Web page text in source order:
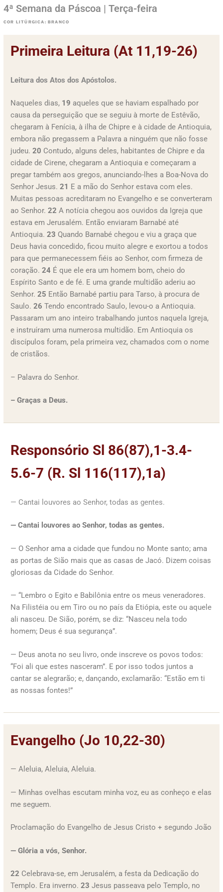
4ª Semana da Páscoa | Terça-feira
COR LITÚRGICA: BRANCO
Primeira Leitura (At 11,19-26)
Leitura dos Atos dos Apóstolos.
Naqueles dias, 19 aqueles que se haviam espalhado por
causa da perseguição que se seguiu à morte de Estêvão,
chegaram à Fenícia, à ilha de Chipre e à cidade de Antioquia,
embora não pregassem a Palavra a ninguém que não fosse
judeu. 20 Contudo, alguns deles, habitantes de Chipre e da
cidade de Cirene, chegaram a Antioquia e começaram a
pregar também aos gregos, anunciando-lhes a Boa-Nova do
Senhor Jesus. 21 E a mão do Senhor estava com eles.
Muitas pessoas acreditaram no Evangelho e se converteram
ao Senhor. 22 A notícia chegou aos ouvidos da Igreja que
estava em Jerusalém. Então enviaram Barnabé até
Antioquia. 23 Quando Barnabé chegou e viu a graça que
Deus havia concedido, ficou muito alegre e exortou a todos
para que permanecessem fiéis ao Senhor, com firmeza de
coração. 24 É que ele era um homem bom, cheio do
Espírito Santo e de fé. E uma grande multidão aderiu ao
Senhor. 25 Então Barnabé partiu para Tarso, à procura de
Saulo. 26 Tendo encontrado Saulo, levou-o a Antioquia.
Passaram um ano inteiro trabalhando juntos naquela Igreja,
e instruíram uma numerosa multidão. Em Antioquia os
discípulos foram, pela primeira vez, chamados com o nome
de cristãos.
– Palavra do Senhor.
– Graças a Deus.
Responsório Sl 86(87),1-3.4-
5.6-7 (R. Sl 116(117),1a)
— Cantai louvores ao Senhor, todas as gentes.
— Cantai louvores ao Senhor, todas as gentes.
— O Senhor ama a cidade que fundou no Monte santo; ama
as portas de Sião mais que as casas de Jacó. Dizem coisas
gloriosas da Cidade do Senhor.
— “Lembro o Egito e Babilônia entre os meus veneradores.
Na Filistéia ou em Tiro ou no país da Etiópia, este ou aquele
ali nasceu. De Sião, porém, se diz: “Nasceu nela todo
homem; Deus é sua segurança”.
— Deus anota no seu livro, onde inscreve os povos todos:
“Foi ali que estes nasceram”. E por isso todos juntos a
cantar se alegrarão; e, dançando, exclamarão: “Estão em ti
as nossas fontes!”
Evangelho (Jo 10,22-30)
— Aleluia, Aleluia, Aleluia.
— Minhas ovelhas escutam minha voz, eu as conheço e elas
me seguem.
Proclamação do Evangelho de Jesus Cristo + segundo João
— Glória a vós, Senhor.
22 Celebrava-se, em Jerusalém, a festa da Dedicação do
Templo. Era inverno. 23 Jesus passeava pelo Templo, no